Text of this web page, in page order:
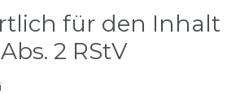
für den Inhalt
2 RStV